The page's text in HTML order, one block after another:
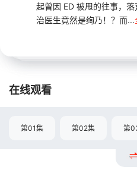
起曾因 ED 被甩的往事，
治医生竟然是绚乃！？而...
在线观看
第01集 第02集 第